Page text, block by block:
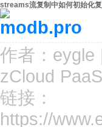
streams流复制中如何初始化
作者： eygle
zCloud
链接：
https://